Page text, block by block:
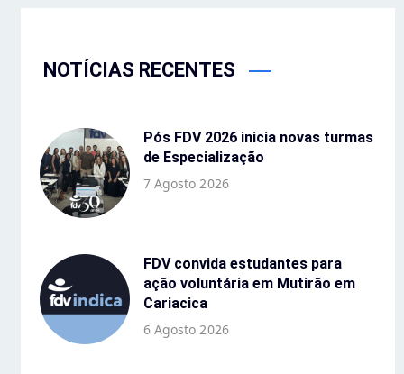
NOTÍCIAS RECENTES
Pós FDV 2026 inicia novas turmas
de Especialização
7 Agosto 2026
FDV convida estudantes para
ação voluntária em Mutirão em
Cariacica
6 Agosto 2026